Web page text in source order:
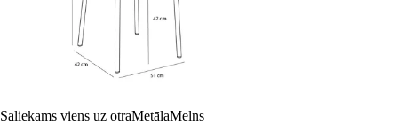
Saliekams viens uz otraMetālaMelns